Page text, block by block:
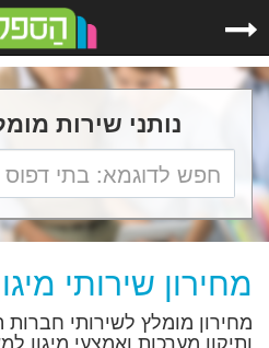
נותני שירות
מחירון שירותי
מחירון מומלץ לשירותי
ותיקון מערכות ואמצעי מיגון